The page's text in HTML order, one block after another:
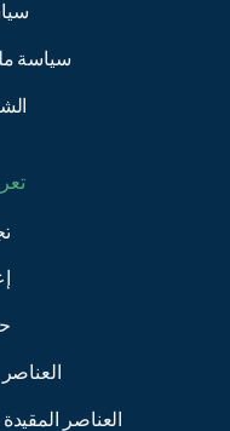
سياسة
العناصر